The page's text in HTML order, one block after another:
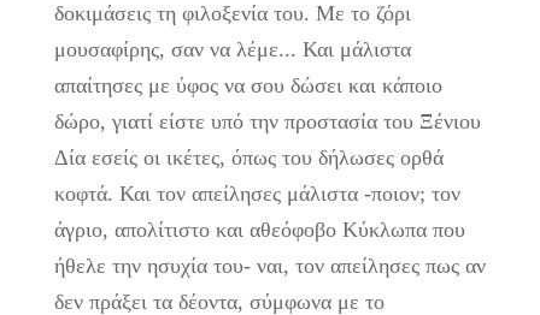
δοκιμάσεις τη φιλοξενία του. Με το ζόρι
μουσαφίρης, σαν να λέμε... Και μάλιστα
απαίτησες με ύφος να σου δώσει και κάποιο
δώρο, γιατί είστε υπό την προστασία του Ξένιου
Δία εσείς οι ικέτες, όπως του δήλωσες ορθά
κοφτά. Και τον απείλησες μάλιστα -ποιον; τον
άγριο, απολίτιστο και αθεόφοβο Κύκλωπα που
ήθελε την ησυχία του- ναι, τον απείλησες πως αν
δεν πράξει τα δέοντα, σύμφωνα με το